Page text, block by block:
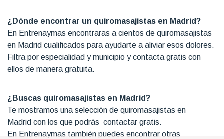
¿Dónde encontrar un quiromasajistas en Madrid?
En Entrenaymas encontraras a cientos de quiromasajistas
en Madrid cualificados para ayudarte a aliviar esos dolores.
Filtra por especialidad y municipio y contacta gratis con
ellos de manera gratuita.
¿Buscas quiromasajistas en Madrid?
Te mostramos una selección de quiromasajistas en
Madrid con los que podrás contactar gratis.
En Entrenaymas también puedes encontrar otras